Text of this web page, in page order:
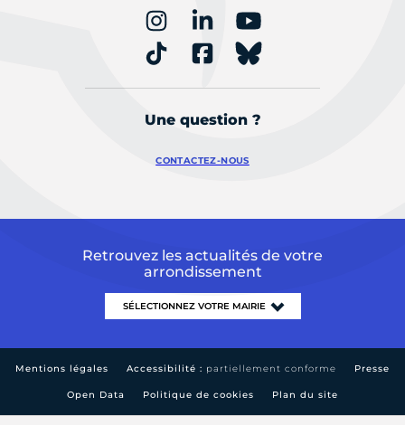
Une question ?
CONTACTEZ-NOUS
Retrouvez les actualités de votre
arrondissement
Mentions légales Accessibilité : partiellement conforme Presse
Open Data Politique de cookies Plan du site